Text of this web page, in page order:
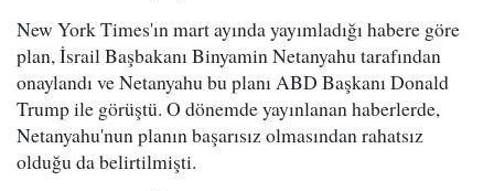
New York Times'ın mart ayında yayımladığı habere göre
plan, İsrail Başbakanı Binyamin Netanyahu tarafından
onaylandı ve Netanyahu bu planı ABD Başkanı Donald
Trump ile görüştü. O dönemde yayınlanan haberlerde,
Netanyahu'nun planın başarısız olmasından rahatsız
olduğu da belirtilmişti.